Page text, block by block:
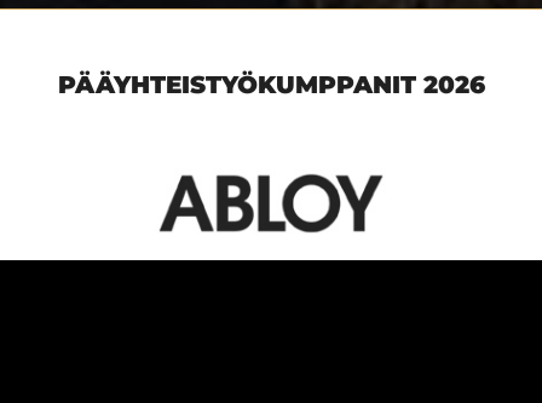
PÄÄYHTEISTYÖKUMPPANIT 2026